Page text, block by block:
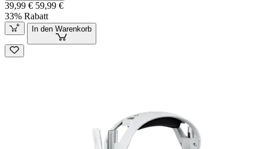
39,99 € 59,99 €
33% Rabatt
In den Warenkorb